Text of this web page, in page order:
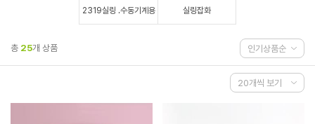
2319실링 .수동기계용 실링잡화
총 25개 상품